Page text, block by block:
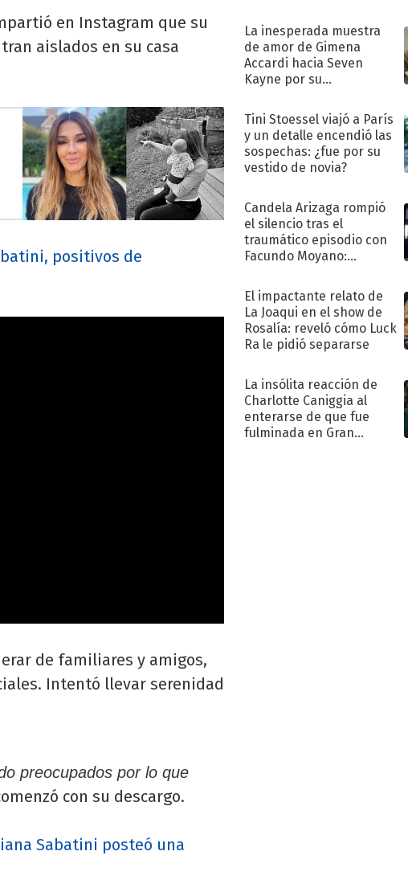
en Instagram que su
aislados en su casa
positivos de
de familiares y amigos,
Intentó llevar serenidad
preocupados por lo que
con su descargo.
Sabatini posteó una
La inesperada muestra
de amor de Gimena
Accardi hacia Seven
Kayne por su
Tini Stoessel viajó a París
y un detalle encendió las
sospechas: ¿fue por su
vestido de novia?
Candela Arizaga rompió
el silencio tras el
traumático episodio con
Facundo Moyano:
El impactante relato de
La Joaqui en el show de
Rosalía: reveló cómo Luck
Ra le pidió separarse
La insólita reacción de
Charlotte Caniggia al
enterarse de que fue
fulminada en Gran